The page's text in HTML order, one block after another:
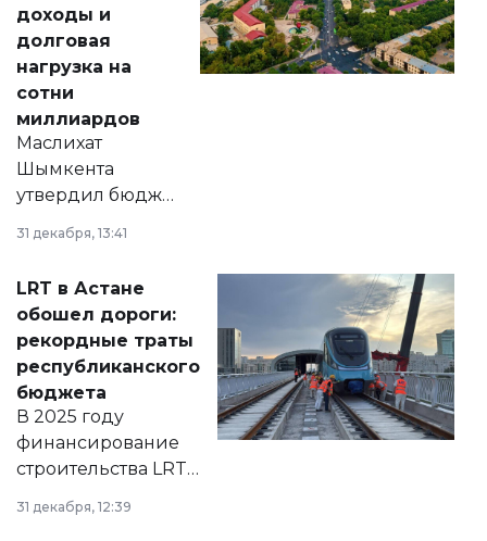
доходы и
долговая
нагрузка на
сотни
миллиардов
Маслихат
Шымкента
утвердил бюджет
города на 2026–
2028 годы.
документ
появился в базе
нормативных
правовых актов и
на сайте маслихат
города.
31 декабря, 13:41
LRT в Астане
обошел дороги:
рекордные траты
республиканского
бюджета
В 2025 году
финансирование
строительства LRT
в Астане из
республиканского
31 декабря, 12:39